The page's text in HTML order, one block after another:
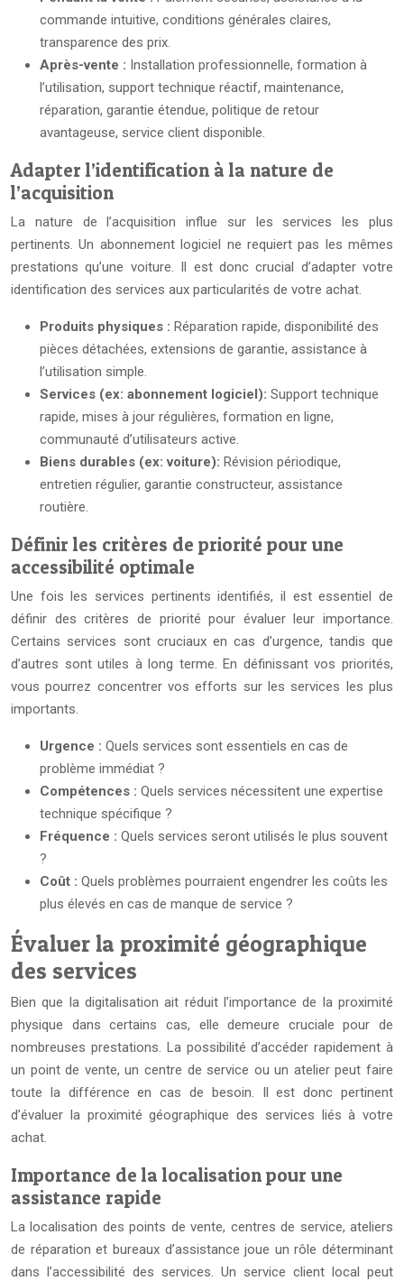
commande intuitive, conditions générales claires,
transparence des prix.
Après-vente : Installation professionnelle, formation à
l’utilisation, support technique réactif, maintenance,
réparation, garantie étendue, politique de retour
avantageuse, service client disponible.
Adapter l’identification à la nature de
l’acquisition
La nature de l’acquisition influe sur les services les plus
pertinents. Un abonnement logiciel ne requiert pas les mêmes
prestations qu’une voiture. Il est donc crucial d’adapter votre
identification des services aux particularités de votre achat.
Produits physiques : Réparation rapide, disponibilité des
pièces détachées, extensions de garantie, assistance à
l’utilisation simple.
Services (ex: abonnement logiciel): Support technique
rapide, mises à jour régulières, formation en ligne,
communauté d’utilisateurs active.
Biens durables (ex: voiture): Révision périodique,
entretien régulier, garantie constructeur, assistance
routière.
Définir les critères de priorité pour une
accessibilité optimale
Une fois les services pertinents identifiés, il est essentiel de
définir des critères de priorité pour évaluer leur importance.
Certains services sont cruciaux en cas d’urgence, tandis que
d’autres sont utiles à long terme. En définissant vos priorités,
vous pourrez concentrer vos efforts sur les services les plus
importants.
Urgence : Quels services sont essentiels en cas de
problème immédiat ?
Compétences : Quels services nécessitent une expertise
technique spécifique ?
Fréquence : Quels services seront utilisés le plus souvent
?
Coût : Quels problèmes pourraient engendrer les coûts les
plus élevés en cas de manque de service ?
Évaluer la proximité géographique
des services
Bien que la digitalisation ait réduit l’importance de la proximité
physique dans certains cas, elle demeure cruciale pour de
nombreuses prestations. La possibilité d’accéder rapidement à
un point de vente, un centre de service ou un atelier peut faire
toute la différence en cas de besoin. Il est donc pertinent
d’évaluer la proximité géographique des services liés à votre
achat.
Importance de la localisation pour une
assistance rapide
La localisation des points de vente, centres de service, ateliers
de réparation et bureaux d’assistance joue un rôle déterminant
dans l’accessibilité des services. Un service client local peut